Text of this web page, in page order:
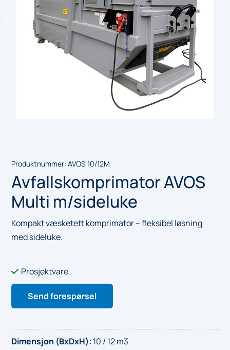
Produktnummer:AVOS 10/12M
Avfallskomprimator AVOS
Multi m/sideluke
Kompakt væsketett komprimator – fleksibel løsning
med sideluke.
 Prosjektvare
Send forespørsel
Dimensjon (BxDxH): 10 / 12 m3